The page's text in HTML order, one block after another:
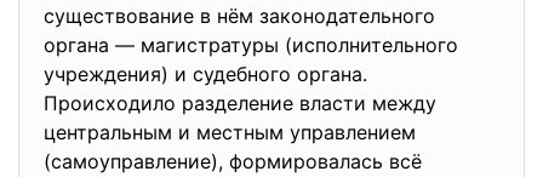
существование в нём законодательного
органа — магистратуры (исполнительного
учреждения) и судебного органа.
Происходило разделение власти между
центральным и местным управлением
(самоуправление), формировалась всё